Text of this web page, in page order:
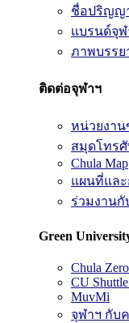
ชื่อปริญญ
แบรนด์จุฬ
ภาพบรรย
ติดต่อจุฬาฯ
หน่วยงาน
สมุดโทร
Chula Map
แผนที่และ
ร่วมงานกั
Green
Chula
CU
MuvMi
จุฬาฯ กับ